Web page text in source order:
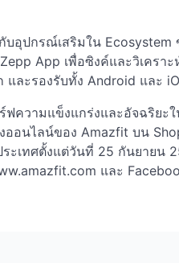
อุปกรณ์เสริมใน Ecosystem
App เพื่อซิงค์และวิเคร
ละรองรับทั้ง Android และ
ความแข็งแกร่งและอัจฉริยะใ
อนไลน์ของ Amazfit บน
ะเทศตั้งแต่วันที่ 25 กันยายน
และ